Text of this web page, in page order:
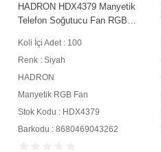
HADRON HDX4379 Manyetik
Telefon Soğutucu Fan RGB
Koli İçi Adet : 100
Renk : Siyah
HADRON
Manyetik RGB Fan
Stok Kodu : HDX4379
Barkodu : 8680469043262